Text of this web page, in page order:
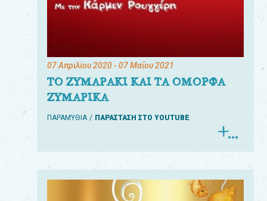
07 Απριλίου 2020- 07 Μαΐου 2021
ΤΟ ΖΥΜΑΡΑΚΙ ΚΑΙ ΤΑ ΟΜΟΡΦΑ
ΖΥΜΑΡΙΚΑ
ΠΑΡΑΜΥΘΙΑ ΠΑΡΑΣΤΑΣΗ ΣΤΟ YOUTUBE